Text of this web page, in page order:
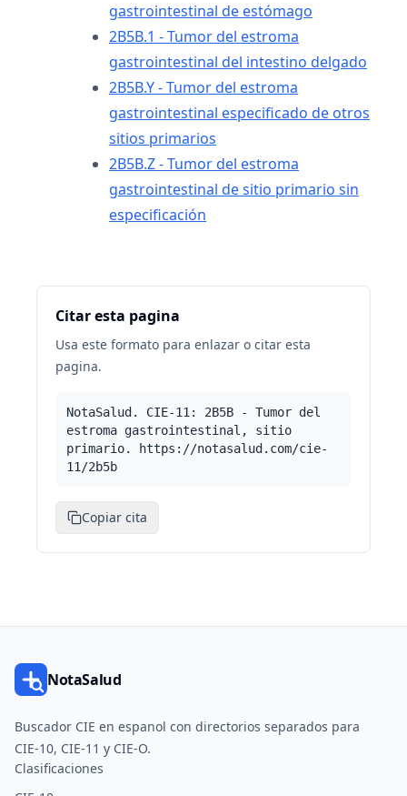
gastrointestinal de estómago
2B5B.1 - Tumor del estroma
gastrointestinal del intestino delgado
2B5B.Y - Tumor del estroma
gastrointestinal especificado de otros
sitios primarios
2B5B.Z - Tumor del estroma
gastrointestinal de sitio primario sin
especificación
Citar esta pagina
Usa este formato para enlazar o citar esta
pagina.
NotaSalud. CIE-11: 2B5B - Tumor del
estroma gastrointestinal, sitio
primario. https://notasalud.com/cie-
11/2b5b
Copiar cita
NotaSalud
Buscador CIE en espanol con directorios separados para
CIE-10, CIE-11 y CIE-O.
Clasificaciones